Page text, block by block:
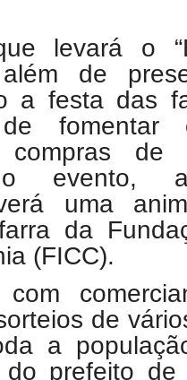
levará o
de
a festa das
fomentar
compras
do evento,
uma
da
(FICC).
de
a
prefeito de